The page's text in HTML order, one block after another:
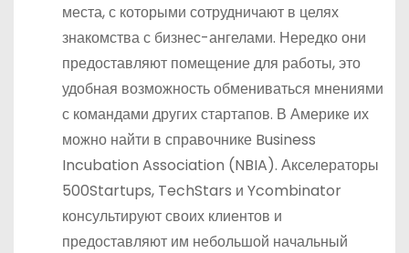
места, с которыми сотрудничают в целях
знакомства с бизнес-ангелами. Нередко они
предоставляют помещение для работы, это
удобная возможность обмениваться мнениями
с командами других стартапов. В Америке их
можно найти в справочнике Business
Incubation Association (NBIA). Акселераторы
500Startups, TechStars и Ycombinator
консультируют своих клиентов и
предоставляют им небольшой начальный